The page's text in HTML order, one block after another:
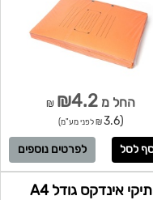
החל מ ₪4.2
₪
(3.6 ₪ לפני מע"מ)
לפרטים נוספים
תיקי אינדקס גודל A4